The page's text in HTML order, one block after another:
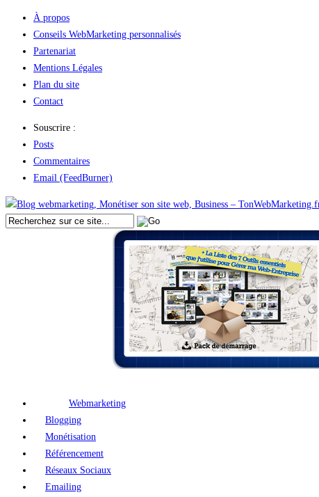
À propos
Conseils WebMarketing personnalisés
Partenariat
Mentions Légales
Plan du site
Contact
Souscrire :
Posts
Commentaires
Email (FeedBurner)
Webmarketing
Blogging
Monétisation
Référencement
Réseaux Sociaux
Emailing